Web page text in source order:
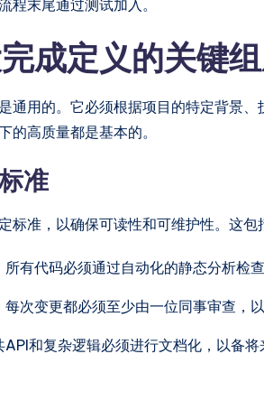
程末尾通过测试加入。
成定义的关键
通用的。它必须根据项目的特定背景
的高质量都是基本的。
准
标准，以确保可读性和可维护性。这包
所有代码必须通过自动化的静态分析检
每次变更都必须至少由一位同事审查，
API和复杂逻辑必须进行文档化，以备将